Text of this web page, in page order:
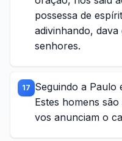
possessa de
adivinhando,
senhores.
17 Seguindo a Paulo
Estes homens
vos anunciam o